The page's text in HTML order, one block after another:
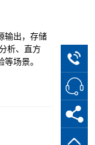
输出，存储
析、直方
场景。